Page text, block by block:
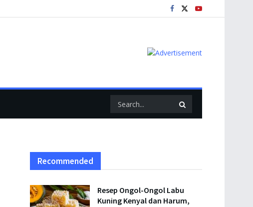
Recommended
Resep Ongol-Ongol Labu
Kuning Kenyal dan Harum,